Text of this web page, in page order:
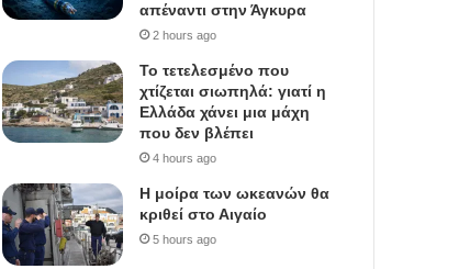
απέναντι στην Άγκυρα
2 hours ago
Το τετελεσμένο που
χτίζεται σιωπηλά: γιατί η
Ελλάδα χάνει μια μάχη
που δεν βλέπει
4 hours ago
Η μοίρα των ωκεανών θα
κριθεί στο Αιγαίο
5 hours ago